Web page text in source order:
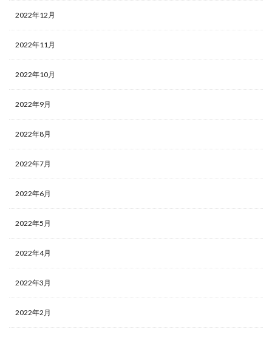
2022年12月
2022年11月
2022年10月
2022年9月
2022年8月
2022年7月
2022年6月
2022年5月
2022年4月
2022年3月
2022年2月